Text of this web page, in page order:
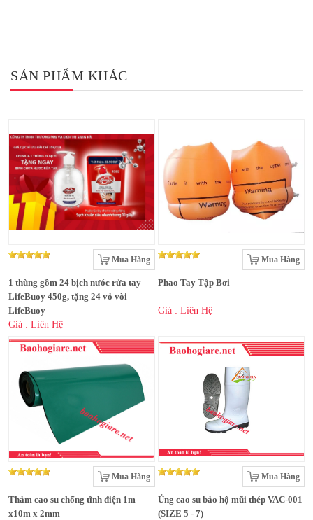
SẢN PHẨM KHÁC
Mua Hàng
1 thùng gồm 24 bịch nước rửa tay
LifeBuoy 450g, tặng 24 vỏ vòi
LifeBuoy
Giá : Liên Hệ
Mua Hàng
Phao Tay Tập Bơi
Giá : Liên Hệ
Mua Hàng
Thảm cao su chống tĩnh điện 1m
x10m x 2mm
Mua Hàng
Ủng cao su bảo hộ mũi thép VAC-001
(SIZE 5 - 7)